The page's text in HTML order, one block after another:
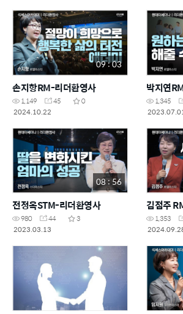
09 : 03
손지항RM-리더환영사
1,149 45
0
2024.10.22
박지연
1,345
08 : 56
전정옥STM-리더환영사
980 44
3
2023.03.13
김점주
1,353